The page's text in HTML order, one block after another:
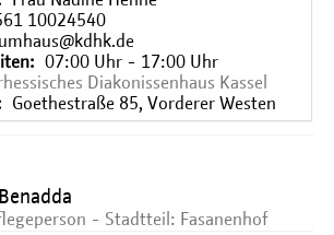
10024540
07:00 Uhr - 17:00 Uhr
Diakonissenhaus Kassel
Goethestraße 85, Vorderer Westen
- Stadtteil: Fasanenhof